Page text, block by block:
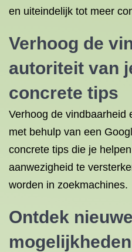
en uiteindelijk tot meer
Verhoog de
autoriteit van
concrete tips
Verhoog de vindbaarheid
met behulp van een
concrete tips die je
aanwezigheid te
worden in zoekmachines.
Ontdek nieuwe